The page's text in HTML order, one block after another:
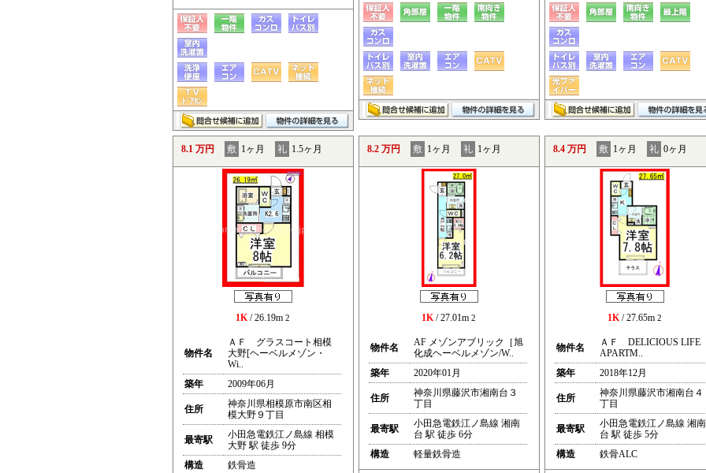
8.1 万円 敷 1ヶ月 礼 1.5ヶ月
1K/ 26.19m 2
物件名
ＡＦ グラスコート相模
大野[ヘーベルメゾン・
Wi..
築年
2009年06月
住所
神奈川県相模原市南区相
模大野９丁目
最寄駅
小田急電鉄江ノ島線 相模
大野 駅 徒歩 9分
構造
鉄骨造
8.2 万円 敷 1ヶ月 礼 1ヶ月
1K/ 27.01m 2
物件名
AF メゾンアブリック［旭
化成ヘーベルメゾン/W..
築年
2020年01月
住所
神奈川県藤沢市湘南台３
丁目
最寄駅
小田急電鉄江ノ島線 湘南
台 駅 徒歩 6分
構造
軽量鉄骨造
8.4 万円 敷 1ヶ月 礼 0ヶ月
1K/ 27.65m 2
物件名
ＡＦ DELICIOUS LIFE
APARTM..
築年
2018年12月
住所
神奈川県藤沢市湘南台４
丁目
最寄駅
小田急電鉄江ノ島線 湘南
台 駅 徒歩 5分
構造
鉄骨ALC